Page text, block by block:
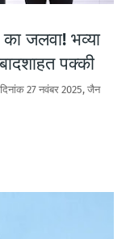
जलवा! भव्या
पक्की
27 नवंबर 2025, जैन